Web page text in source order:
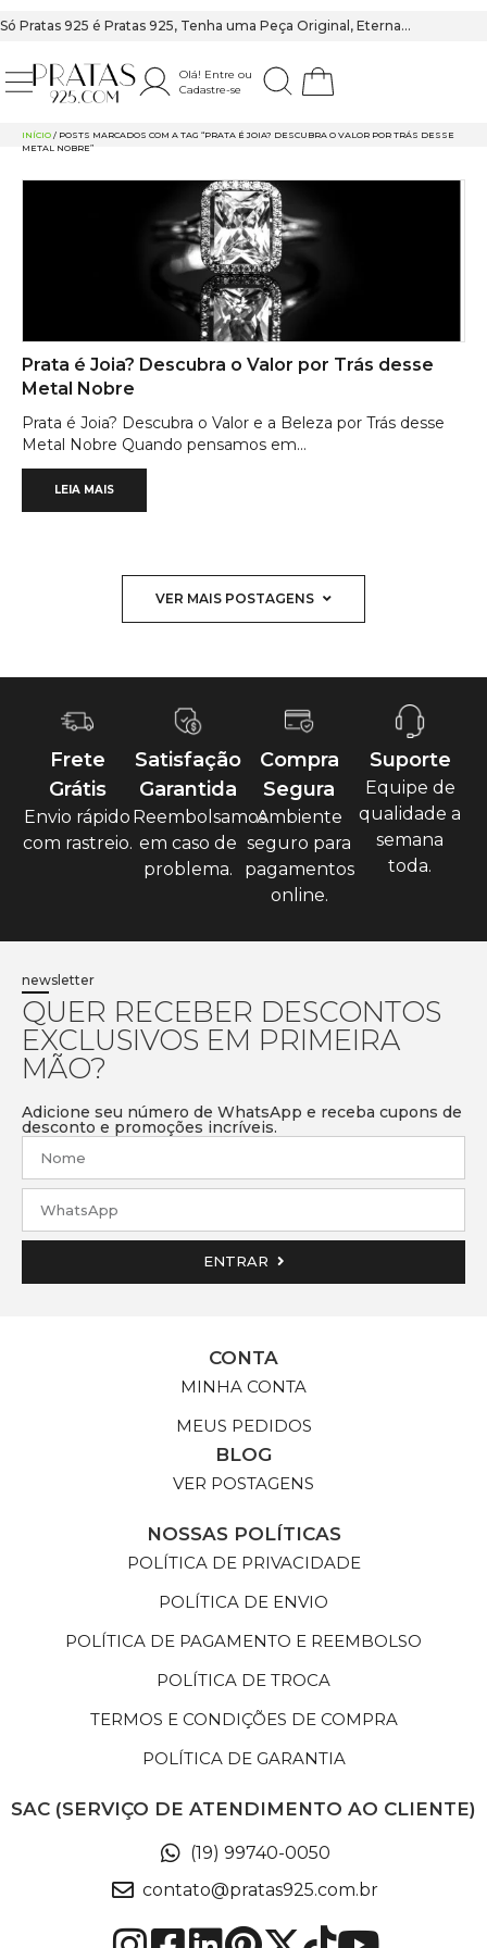
Só Pratas 925 é Pratas 925, Tenha uma Peça Original, Eterna…
Olá! Entre ou
Cadastre-se
INÍCIO / POSTS MARCADOS COM A TAG “PRATA É JOIA? DESCUBRA O VALOR POR TRÁS DESSE
METAL NOBRE”
Prata é Joia? Descubra o Valor por Trás desse
Metal Nobre
Prata é Joia? Descubra o Valor e a Beleza por Trás desse
Metal Nobre Quando pensamos em...
LEIA MAIS
VER MAIS POSTAGENS
Frete
Grátis
Envio rápido
com rastreio.
Satisfação
Garantida
Reembolsamos
em caso de
problema.
Compra
Segura
Ambiente
seguro para
pagamentos
online.
Suporte
Equipe de
qualidade a
semana
toda.
newsletter
QUER RECEBER DESCONTOS
EXCLUSIVOS EM PRIMEIRA
MÃO?
Adicione seu número de WhatsApp e receba cupons de
desconto e promoções incríveis.
ENTRAR
CONTA
MINHA CONTA
MEUS PEDIDOS
BLOG
VER POSTAGENS
NOSSAS POLÍTICAS
POLÍTICA DE PRIVACIDADE
POLÍTICA DE ENVIO
POLÍTICA DE PAGAMENTO E REEMBOLSO
POLÍTICA DE TROCA
TERMOS E CONDIÇÕES DE COMPRA
POLÍTICA DE GARANTIA
SAC (SERVIÇO DE ATENDIMENTO AO CLIENTE)
(19) 99740-0050
contato@pratas925.com.br